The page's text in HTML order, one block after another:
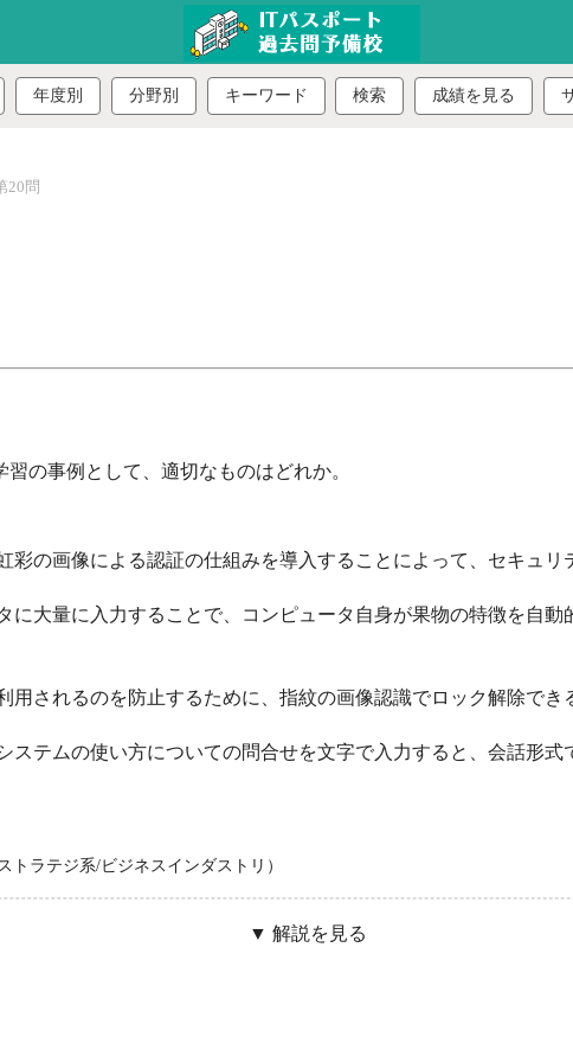
年度別 分野別 キーワード 検索 成績を見る
20問
の事例として、適切なものはどれか。
彩の画像による認証の仕組みを導入することによって、セキュリ
に大量に入力することで、コンピュータ自身が果物の特徴を自動
用されるのを防止するために、指紋の画像認識でロック解除でき
ステムの使い方についての問合せを文字で入力すると、会話形式
トラテジ系/ビジネスインダストリ）
▼ 解説を見る